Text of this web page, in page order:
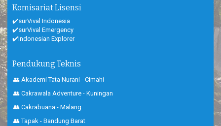
Komisariat Lisensi
✔️surVival Indonesia
✔️surVival Emergency
✔️Indonesian Explorer
Pendukung Teknis
👥 Akademi Tata Nurani - Cimahi
👥 Cakrawala Adventure - Kuningan
👥 Cakrabuana - Malang
👥 Tapak - Bandung Barat